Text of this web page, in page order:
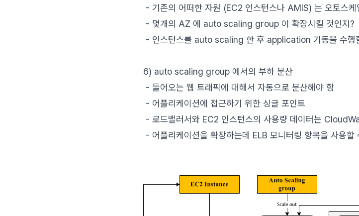
- 기존의 어떠한 자원 (EC2 인스턴스나 AMIS) 는 오토스
- 몇개의 AZ 에 auto scaling group 이 확장시킬 것인지?
- 인스턴스를 auto scaling 한 후 application 기동을 수행
6) auto scaling group 에서의 부하 분산
- 들어오는 웹 트래픽에 대해서 자동으로 분산해야 함
- 어플리케이션에 접근하기 위한 싱글 포인트
- 로드밸러서와 EC2 인스턴스의 사용량 데이터는
- 어플리케이션을 확장하는데 ELB 모니터링 항목을 사용할